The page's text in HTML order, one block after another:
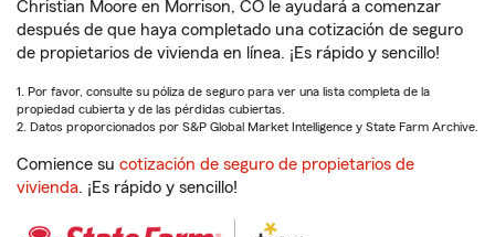
Christian Moore en Morrison, CO le ayudará a comenzar
después de que haya completado una cotización de seguro
de propietarios de vivienda en línea. ¡Es rápido y sencillo!
1. Por favor, consulte su póliza de seguro para ver una lista completa de la
propiedad cubierta y de las pérdidas cubiertas.
2. Datos proporcionados por S&P Global Market Intelligence y State Farm Archive.
Comience su cotización de seguro de propietarios de
vivienda. ¡Es rápido y sencillo!